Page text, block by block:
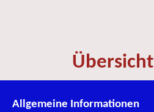
Übersicht
Allgemeine Informationen